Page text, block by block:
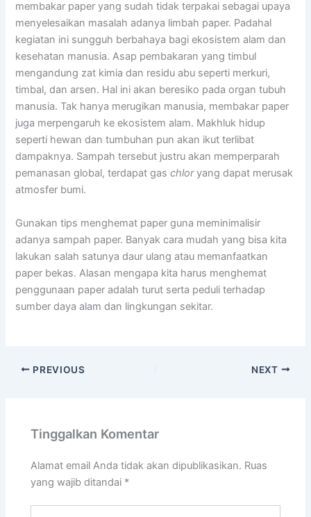
membakar paper yang sudah tidak terpakai sebagai upaya
menyelesaikan masalah adanya limbah paper. Padahal
kegiatan ini sungguh berbahaya bagi ekosistem alam dan
kesehatan manusia. Asap pembakaran yang timbul
mengandung zat kimia dan residu abu seperti merkuri,
timbal, dan arsen. Hal ini akan beresiko pada organ tubuh
manusia. Tak hanya merugikan manusia, membakar paper
juga merpengaruh ke ekosistem alam. Makhluk hidup
seperti hewan dan tumbuhan pun akan ikut terlibat
dampaknya. Sampah tersebut justru akan memperparah
pemanasan global, terdapat gaschloryang dapat merusak
atmosfer bumi.
Gunakan tips menghemat paper guna meminimalisir
adanya sampah paper. Banyak cara mudah yang bisa kita
lakukan salah satunya daur ulang atau memanfaatkan
paper bekas. Alasan mengapa kita harus menghemat
penggunaan paper adalah turut serta peduli terhadap
sumber daya alam dan lingkungan sekitar.
PREVIOUS NEXT
Tinggalkan Komentar
Alamat email Anda tidak akan dipublikasikan. Ruas
yang wajib ditandai *